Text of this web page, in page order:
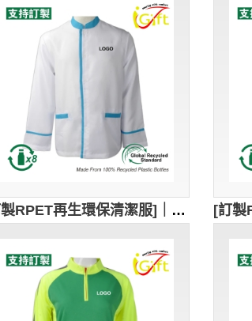
[訂製RPET再生環保清潔服]｜白色+藍色邊飾｜立領設計｜GRS認證環保回收紗｜可持續發展｜前襟和袖口的藍色邊飾｜CL037